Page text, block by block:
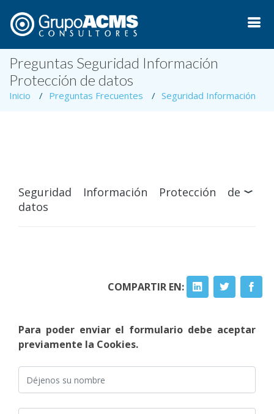
Preguntas Seguridad Información
Protección de datos
Inicio Preguntas Frecuentes Seguridad Información
Seguridad Información Protección de
datos
COMPARTIR EN:
Para poder enviar el formulario debe aceptar
previamente la Cookies.